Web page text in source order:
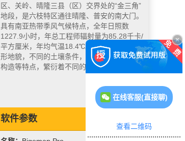
区、关岭、晴隆三县（区）交界处的“金三角”
地段，是六枝特区通往晴隆、普安的南大门。
具有南亚热带季风气候特点，全年日照数
1227.9小时，年总工程师辐射量为85.28千卡/
平方厘米，年均气温18.4℃。由于其复杂的地
形地貌，不同的土壤条件，气候及水文、地质
构造等特点，繁衍着不同的多样的生物。
软件参数
在线客服(直接聊)
查看二维码